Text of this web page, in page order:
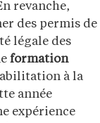
revanche,
des permis de
légale des
formation
à la
année
expérience